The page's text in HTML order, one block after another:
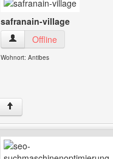
safranain-village
safranain-village Benutzer-
Offline
Wohnort: Antibes
↑